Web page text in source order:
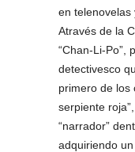
en telenovelas
Através de la
“Chan-Li-Po”,
detectivesco
primero de los
serpiente
“narrador”
adquiriendo